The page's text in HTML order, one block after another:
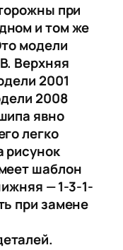
при
и том же
модели
Верхняя
2001
2008
явно
легко
рисунок
шаблон
— 1-3-1-
при замене